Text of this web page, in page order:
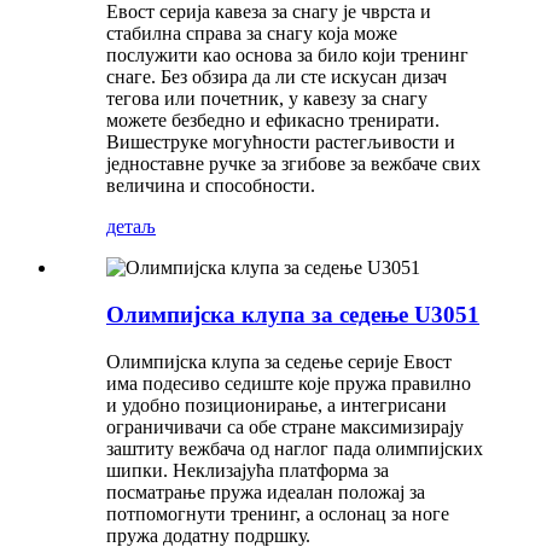
Евост серија кавеза за снагу је чврста и
стабилна справа за снагу која може
послужити као основа за било који тренинг
снаге. Без обзира да ли сте искусан дизач
тегова или почетник, у кавезу за снагу
можете безбедно и ефикасно тренирати.
Вишеструке могућности растегљивости и
једноставне ручке за згибове за вежбаче свих
величина и способности.
детаљ
Олимпијска клупа за седење U3051
Олимпијска клупа за седење серије Евост
има подесиво седиште које пружа правилно
и удобно позиционирање, а интегрисани
ограничивачи са обе стране максимизирају
заштиту вежбача од наглог пада олимпијских
шипки. Неклизајућа платформа за
посматрање пружа идеалан положај за
потпомогнути тренинг, а ослонац за ноге
пружа додатну подршку.